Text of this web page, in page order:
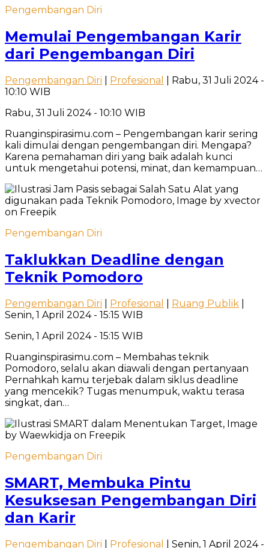
Pengembangan Diri
Memulai Pengembangan Karir
dari Pengembangan Diri
Pengembangan Diri Profesional
| Rabu, 31 Juli 2024 -
10:10 WIB
Rabu, 31 Juli 2024 - 10:10 WIB
Ruanginspirasimu.com – Pengembangan karir sering
kali dimulai dengan pengembangan diri. Mengapa?
Karena pemahaman diri yang baik adalah kunci
untuk mengetahui potensi, minat, dan kemampuan…
Pengembangan Diri
Taklukkan Deadline dengan
Teknik Pomodoro
Pengembangan Diri Profesional Ruang Publik
Senin, 1 April 2024 - 15:15 WIB
Senin, 1 April 2024 - 15:15 WIB
Ruanginspirasimu.com – Membahas teknik
Pomodoro, selalu akan diawali dengan pertanyaan
Pernahkah kamu terjebak dalam siklus deadline
yang mencekik? Tugas menumpuk, waktu terasa
singkat, dan…
Pengembangan Diri
SMART, Membuka Pintu
Kesuksesan Pengembangan Diri
dan Karir
Pengembangan Diri Profesional | Senin, 1 April 2024 -